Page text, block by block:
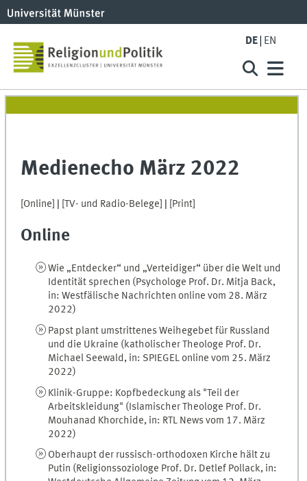
DE EN
Medienecho März 2022
[Online] [TV- und Radio-Belege] [Print]
Online
Wie „Entdecker“ und „Verteidiger“ über die Welt und
Identität sprechen (Psychologe Prof. Dr. Mitja Back,
in: Westfälische Nachrichten online vom 28. März
2022)
Papst plant umstrittenes Weihegebet für Russland
und die Ukraine (katholischer Theologe Prof. Dr.
Michael Seewald, in: SPIEGEL online vom 25. März
2022)
Klinik-Gruppe: Kopfbedeckung als "Teil der
Arbeitskleidung" (Islamischer Theologe Prof. Dr.
Mouhanad Khorchide, in: RTL News vom 17. März
2022)
Oberhaupt der russisch-orthodoxen Kirche hält zu
Putin (Religionssoziologe Prof. Dr. Detlef Pollack, in: